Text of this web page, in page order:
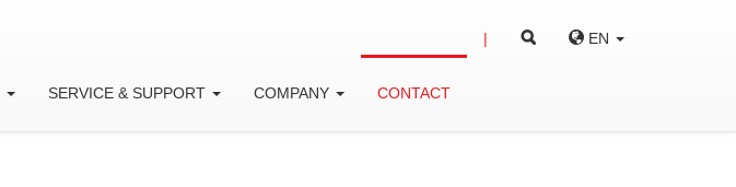
EN
SERVICE & SUPPORT COMPANY CONTACT